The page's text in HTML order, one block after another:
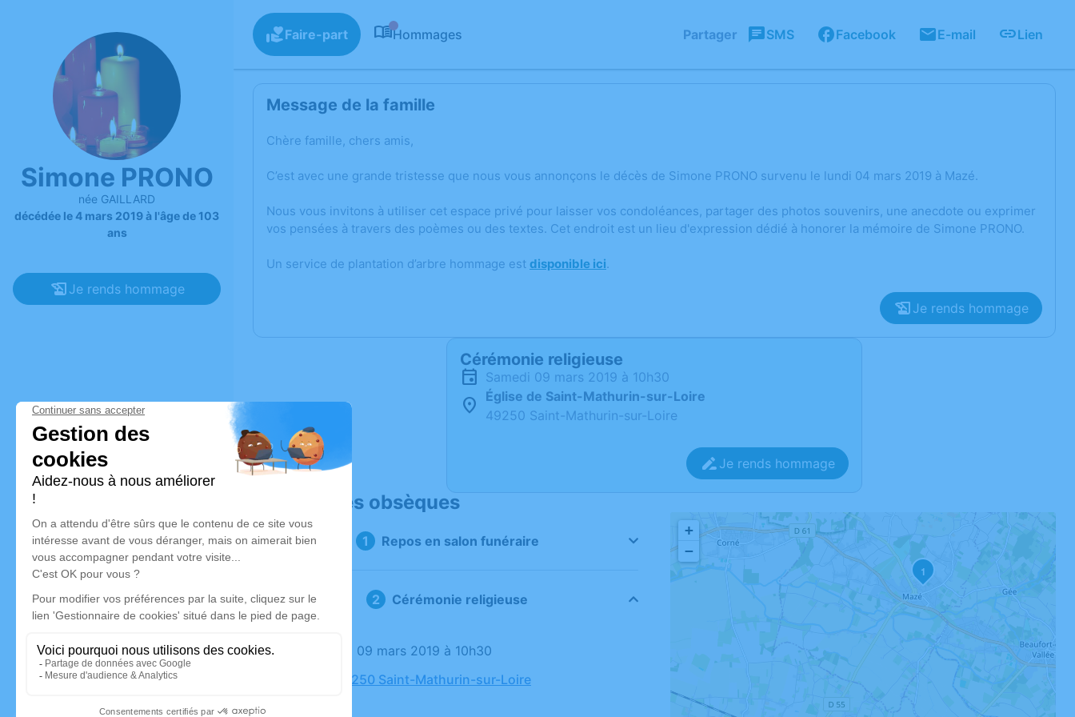
Simone PRONO
née GAILLARD
décédée le 4 mars 2019 à l'âge de 103
ans
Je rends hommage
Faire-part Hommages Partager SMS Facebook E-mail Lien
Message de la famille
Chère famille, chers amis,
C’est avec une grande tristesse que nous vous annonçons le décès de Simone PRONO survenu le lundi 04 mars 2019 à Mazé.
Nous vous invitons à utiliser cet espace privé pour laisser vos condoléances, partager des photos souvenirs, une anecdote ou exprimer
vos pensées à travers des poèmes ou des textes. Cet endroit est un lieu d'expression dédié à honorer la mémoire de Simone PRONO.
Un service de plantation d’arbre hommage est disponible ici.
Je rends hommage
Cérémonie religieuse
samedi 09 mars 2019 à 10h30
Église de Saint-Mathurin-sur-Loire
49250 Saint-Mathurin-sur-Loire
Je rends hommage
Déroulé des obsèques
Repos en salon funéraire
Cérémonie religieuse
Le samedi 09 mars 2019 à 10h30
Église, 49250 Saint-Mathurin-sur-Loire
1
+
−